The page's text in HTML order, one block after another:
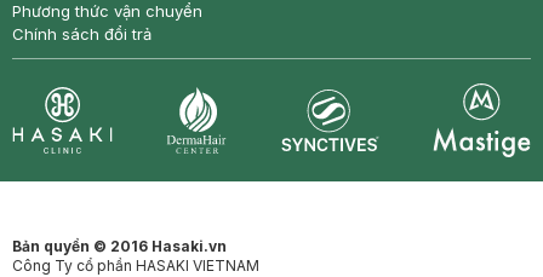
Phương thức vận chuyển
Chính sách đổi trả
Bản quyền © 2016 Hasaki.vn
Công Ty cổ phần HASAKI VIETNAM